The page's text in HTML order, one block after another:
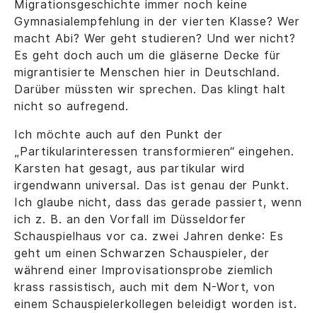
Migrationsgeschichte immer noch keine
Gymnasialempfehlung in der vierten Klasse? Wer
macht Abi? Wer geht studieren? Und wer nicht?
Es geht doch auch um die gläserne Decke für
migrantisierte Menschen hier in Deutschland.
Darüber müssten wir sprechen. Das klingt halt
nicht so aufregend.
Ich möchte auch auf den Punkt der
„Partikularinteressen transformieren“ eingehen.
Karsten hat gesagt, aus partikular wird
irgendwann universal. Das ist genau der Punkt.
Ich glaube nicht, dass das gerade passiert, wenn
ich z. B. an den Vorfall im Düsseldorfer
Schauspielhaus vor ca. zwei Jahren denke: Es
geht um einen Schwarzen Schauspieler, der
während einer Improvisationsprobe ziemlich
krass rassistisch, auch mit dem N-Wort, von
einem Schauspielerkollegen beleidigt worden ist.